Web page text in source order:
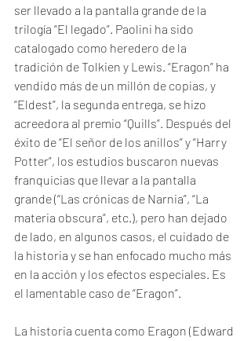
ser llevado a la pantalla grande de la
trilogía “El legado”. Paolini ha sido
catalogado como heredero de la
tradición de Tolkien y Lewis. “Eragon” ha
vendido más de un millón de copias, y
“Eldest”, la segunda entrega, se hizo
acreedora al premio “Quills”. Después del
éxito de “El señor de los anillos” y “Harry
Potter”, los estudios buscaron nuevas
franquicias que llevar a la pantalla
grande (“Las crónicas de Narnia”, “La
materia obscura”, etc.), pero han dejado
de lado, en algunos casos, el cuidado de
la historia y se han enfocado mucho más
en la acción y los efectos especiales. Es
el lamentable caso de “Eragon”.
La historia cuenta como Eragon (Edward